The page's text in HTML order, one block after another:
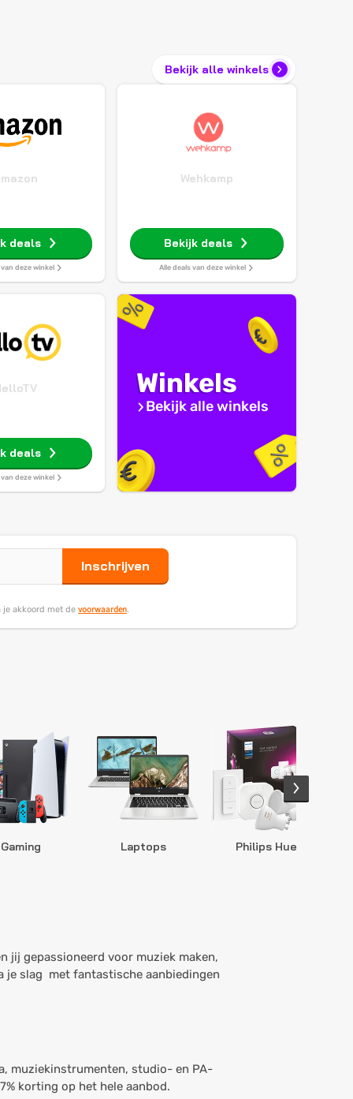
Bekijk alle winkels
deals
van deze winkel
Wehkamp
Bekijk deals
Alle deals van deze winkel
deals
van deze winkel
Winkels
Bekijk alle winkels
Inschrijven
akkoord met de voorwaarden.
Gaming Laptops Philips Hue
jij gepassioneerd voor muziek maken,
je slag met fantastische aanbiedingen
muziekinstrumenten, studio- en PA-
korting op het hele aanbod.